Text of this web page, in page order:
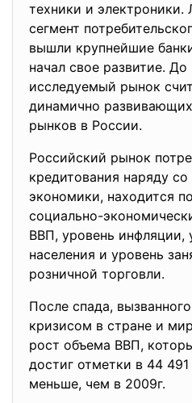
техники и электроники.
сегмент
вышли крупнейшие
начал свое развитие.
исследуемый рынок
динамично
рынков в России.
Российский рынок
кредитования наряду
экономики, находится
социально-
ВВП, уровень инфляции,
населения и уровень
розничной торговли.
После спада,
кризисом в стране и
рост объема ВВП,
достиг отметки в 44
меньше, чем в 2009г.